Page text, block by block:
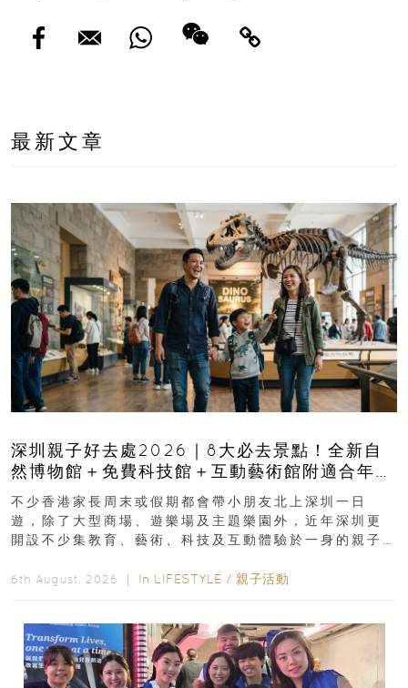
最新文章
深圳親子好去處2026｜8大必去景點！全新自
然博物館＋免費科技館＋互動藝術館附適合年
齡、交通、門票、開放時間
不少香港家長周末或假期都會帶小朋友北上深圳一日
遊，除了大型商場、遊樂場及主題樂園外，近年深圳更
開設不少集教育、藝術、科技及互動體驗於一身的親子
6th August, 2026 ｜ In LIFESTYLE / 親子活動